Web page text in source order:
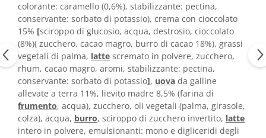
colorante: caramello (0,6%), stabilizzante: pectina,
conservante: sorbato di potassio), crema con cioccolato
15% [sciroppo di glucosio, acqua, destrosio, cioccolato
(8%)( zucchero, cacao magro, burro di cacao 18%), grassi
vegetali di palma, latte scremato in polvere, zucchero,
rhum, cacao magro, aromi, stabilizzante: pectina,
conservante: sorbato di potassio], uova da galline
allevate a terra 11%, lievito madre 8,5% (farina di
frumento, acqua), zucchero, oli vegetali (palma, girasole,
colza), acqua, burro, sciroppo di zucchero invertito, latte
intero in polvere, emulsionanti: mono e digliceridi degli